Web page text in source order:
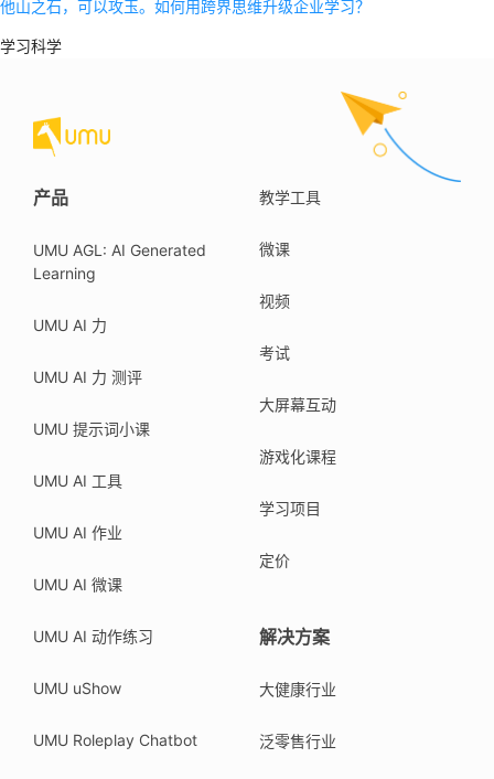
他山之石，可以攻玉。如何用跨界思维升级企业学习？
学习科学
产品
UMU AGL: AI Generated
Learning
UMU AI 力
UMU AI 力 测评
UMU 提示词小课
UMU AI 工具
UMU AI 作业
UMU AI 微课
UMU AI 动作练习
UMU uShow
UMU Roleplay Chatbot
教学工具
微课
视频
考试
大屏幕互动
游戏化课程
学习项目
定价
解决方案
大健康行业
泛零售行业